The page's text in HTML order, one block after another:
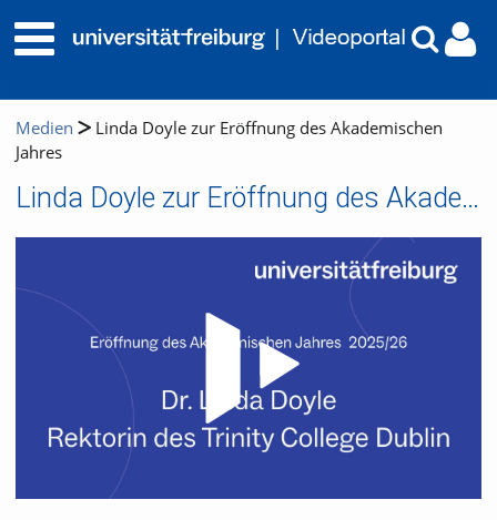
Medien
Linda Doyle zur Eröffnung des Akademischen
Jahres
Linda Doyle zur Eröffnung des Akademischen Jahres